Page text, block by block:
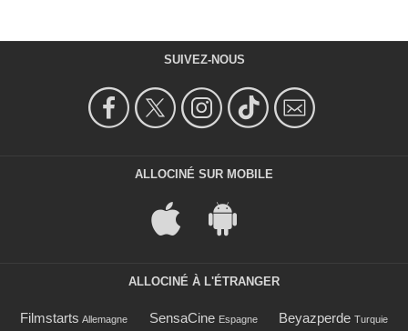
SUIVEZ-NOUS
ALLOCINÉ SUR MOBILE
ALLOCINÉ À L'ÉTRANGER
Filmstarts Allemagne SensaCine Espagne Beyazperde Turquie